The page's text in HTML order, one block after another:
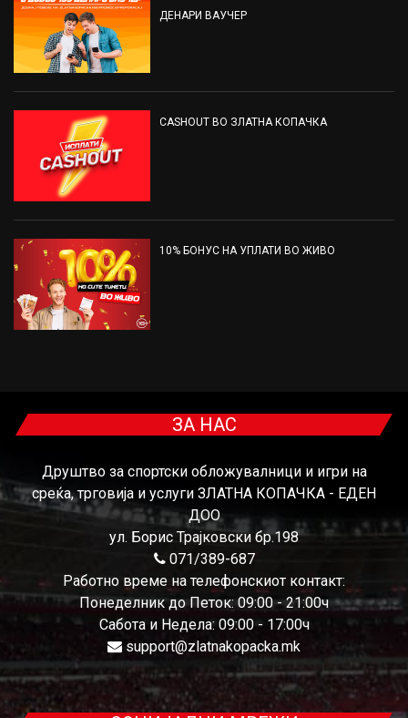
ДЕНАРИ ВАУЧЕР
CASHOUT ВО ЗЛАТНА КОПАЧКА
10% БОНУС НА УПЛАТИ ВО ЖИВО
ЗА НАС
Друштво за спортски обложувалници и игри на
среќа, трговија и услуги ЗЛАТНА КОПАЧКА - ЕДЕН
ДОО
ул. Борис Трајковски бр.198
071/389-687
Работно време на телефонскиот контакт:
Понеделник до Петок: 09:00 - 21:00ч
Сабота и Недела: 09:00 - 17:00ч
support@zlatnakopacka.mk